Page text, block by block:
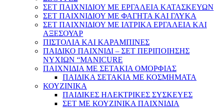
ΣΕΤ ΠΑΙΧΝΙΔΙΟΥ ΜΕ ΕΡΓΑΛΕΙΑ ΚΑΤΑΣΚΕΥΩΝ
ΣΕΤ ΠΑΙΧΝΙΔΙΟΥ ΜΕ ΦΑΓΗΤΑ ΚΑΙ ΓΛΥΚΑ
ΣΕΤ ΠΑΙΧΝΙΔΙΟΥ ΜΕ ΙΑΤΡΙΚΑ ΕΡΓΑΛΕΙΑ ΚΑΙ
ΑΞΕΣΟΥΑΡ
ΠΙΣΤΟΛΙΑ ΚΑΙ ΚΑΡΑΜΠΙΝΕΣ
ΠΑΙΔΙΚΟ ΠΑΙΧΝΙΔΙ – ΣΕΤ ΠΕΡΙΠΟΙΗΣΗΣ
ΝΥΧΙΩΝ “MANICURE
ΠΑΙΧΝΙΔΙΑ ΜΕ ΣΕΤΑΚΙΑ ΟΜΟΡΦΙΑΣ
ΠΑΙΔΙΚΑ ΣΕΤΑΚΙΑ ΜΕ ΚΟΣΜΗΜΑΤΑ
ΚΟΥΖΙΝΙΚΑ
ΠΑΙΔΙΚΕΣ ΗΛΕΚΤΡΙΚΕΣ ΣΥΣΚΕΥΕΣ
ΣΕΤ ΜΕ ΚΟΥΖΙΝΙΚΑ ΠΑΙΧΝΙΔΙΑ